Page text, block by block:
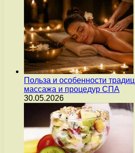
Польза и особенности
массажа и процедур СПА
30.05.2026